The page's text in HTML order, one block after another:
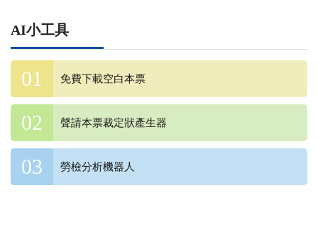
AI小工具
免費下載空白本票
聲請本票裁定狀產生器
勞檢分析機器人